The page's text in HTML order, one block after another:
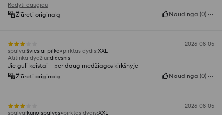
Rodyti daugiau
Žiūrėti originalą Naudinga (0)
2026-08-05
spalva:šviesiai pilka pirktas dydis:XXL
Atitinka dydžiui:didesnis
Jie guli keistai – per daug medžiagos kirkšnyje
Žiūrėti originalą
Naudinga (0)
2026-08-05
spalva:kūno spalvos pirktas dydis:XXL